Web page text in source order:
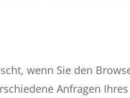
wenn Sie den
Anfragen